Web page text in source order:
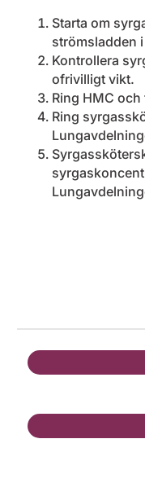
Starta om
strömsladden
Kontrollera
ofrivilligt vikt.
Ring HMC
Ring